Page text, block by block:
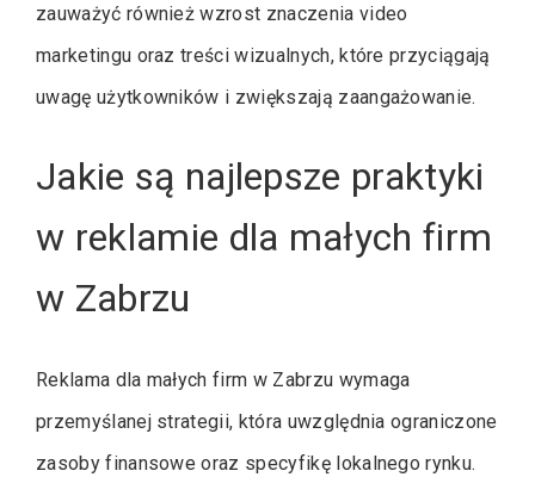
zauważyć również wzrost znaczenia video
marketingu oraz treści wizualnych, które przyciągają
uwagę użytkowników i zwiększają zaangażowanie.
Jakie są najlepsze praktyki
w reklamie dla małych firm
w Zabrzu
Reklama dla małych firm w Zabrzu wymaga
przemyślanej strategii, która uwzględnia ograniczone
zasoby finansowe oraz specyfikę lokalnego rynku.